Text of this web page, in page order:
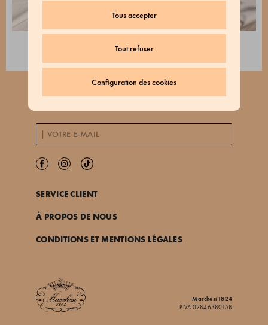
Tous accepter
Tout refuser
Configuration des cookies
SERVICE CLIENT
À PROPOS DE NOUS
CONDITIONS ET MENTIONS LÉGALES
Marchesi 1824
P.IVA 02846380158